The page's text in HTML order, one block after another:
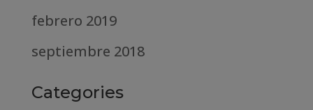
febrero 2019
septiembre 2018
Categories